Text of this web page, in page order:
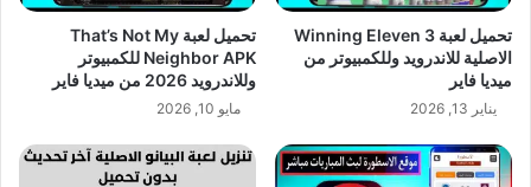
تحميل لعبة Winning Eleven 3
الاصلية للاندرويد وللكمبيوتر من
ميديا فاير
يناير 13, 2026
تحميل لعبة That’s Not My
Neighbor APK للكمبيوتر
وللاندرويد 2026 من ميديا فاير
مايو 10, 2026